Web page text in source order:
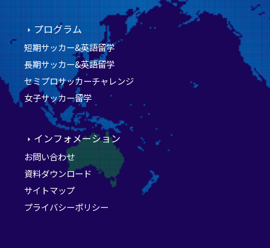
プログラム
短期サッカー&英語留学
長期サッカー&英語留学
セミプロサッカーチャレンジ
女子サッカー留学
インフォメーション
お問い合わせ
資料ダウンロード
サイトマップ
プライバシーポリシー